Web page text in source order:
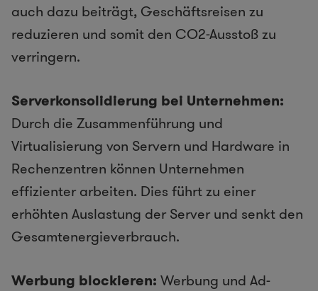
auch dazu beiträgt, Geschäftsreisen zu
reduzieren und somit den CO2-Ausstoß zu
verringern.
Serverkonsolidierung bei Unternehmen:
Durch die Zusammenführung und
Virtualisierung von Servern und Hardware in
Rechenzentren können Unternehmen
effizienter arbeiten. Dies führt zu einer
erhöhten Auslastung der Server und senkt den
Gesamtenergieverbrauch.
Werbung blockieren: Werbung und Ad-